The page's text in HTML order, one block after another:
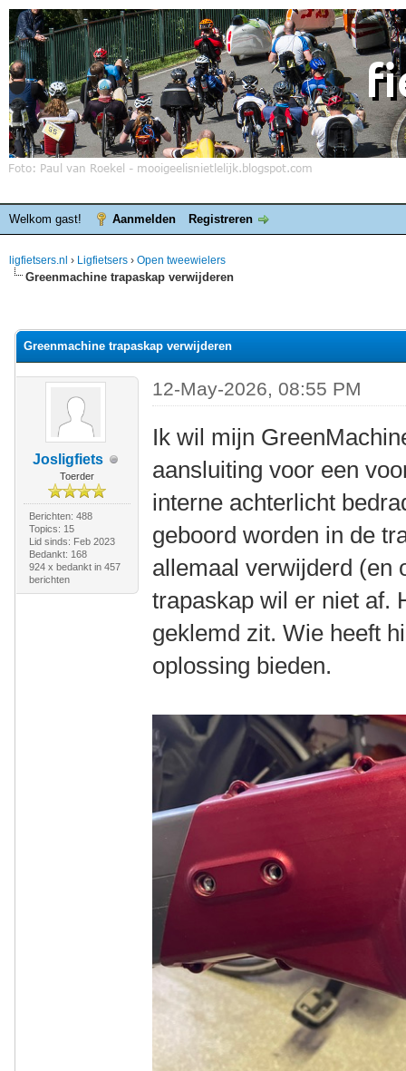
Welkom gast! Aanmelden Registreren
ligfietsers.nl › Ligfietsers › Open tweewielers
Greenmachine trapaskap verwijderen
Greenmachine trapaskap verwijderen
Josligfiets
Toerder
Berichten: 488
Topics: 15
Lid sinds: Feb 2023
Bedankt: 168
924 x bedankt in 457
berichten
12-May-2026, 08:55 PM
Ik wil mijn
aansluiting voor een
interne achterlicht
geboord worden in de
allemaal verwijderd (en
trapaskap wil er niet af.
geklemd zit. Wie heeft
oplossing bieden.